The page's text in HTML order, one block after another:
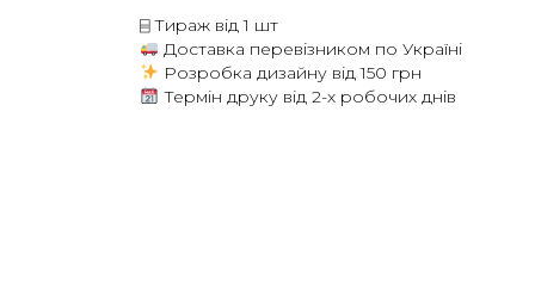
⌸ Тираж від 1 шт
Доставка перевізником по Україні
Розробка дизайну від 150 грн
Термін друку від 2-х робочих днів